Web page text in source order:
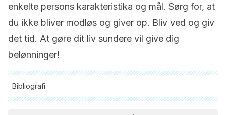
enkelte persons karakteristika og mål. Sørg for, at
du ikke bliver modløs og giver op. Bliv ved og giv
det tid. At gøre dit liv sundere vil give dig
belønninger!
Bibliografi
Alle citerede kilder blev grundigt gennemgået af vores team